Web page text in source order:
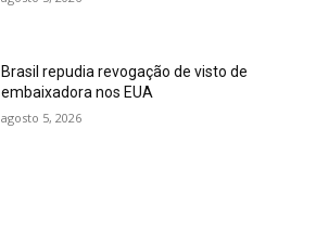
Brasil repudia revogação de visto de
embaixadora nos EUA
agosto 5, 2026